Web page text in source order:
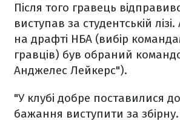
Після того гравець
виступав за студентській
на драфті НБА (вибір
гравців) був обраний
Анджелес Лейкерс").
"У клубі добре поставилися
бажання виступити за